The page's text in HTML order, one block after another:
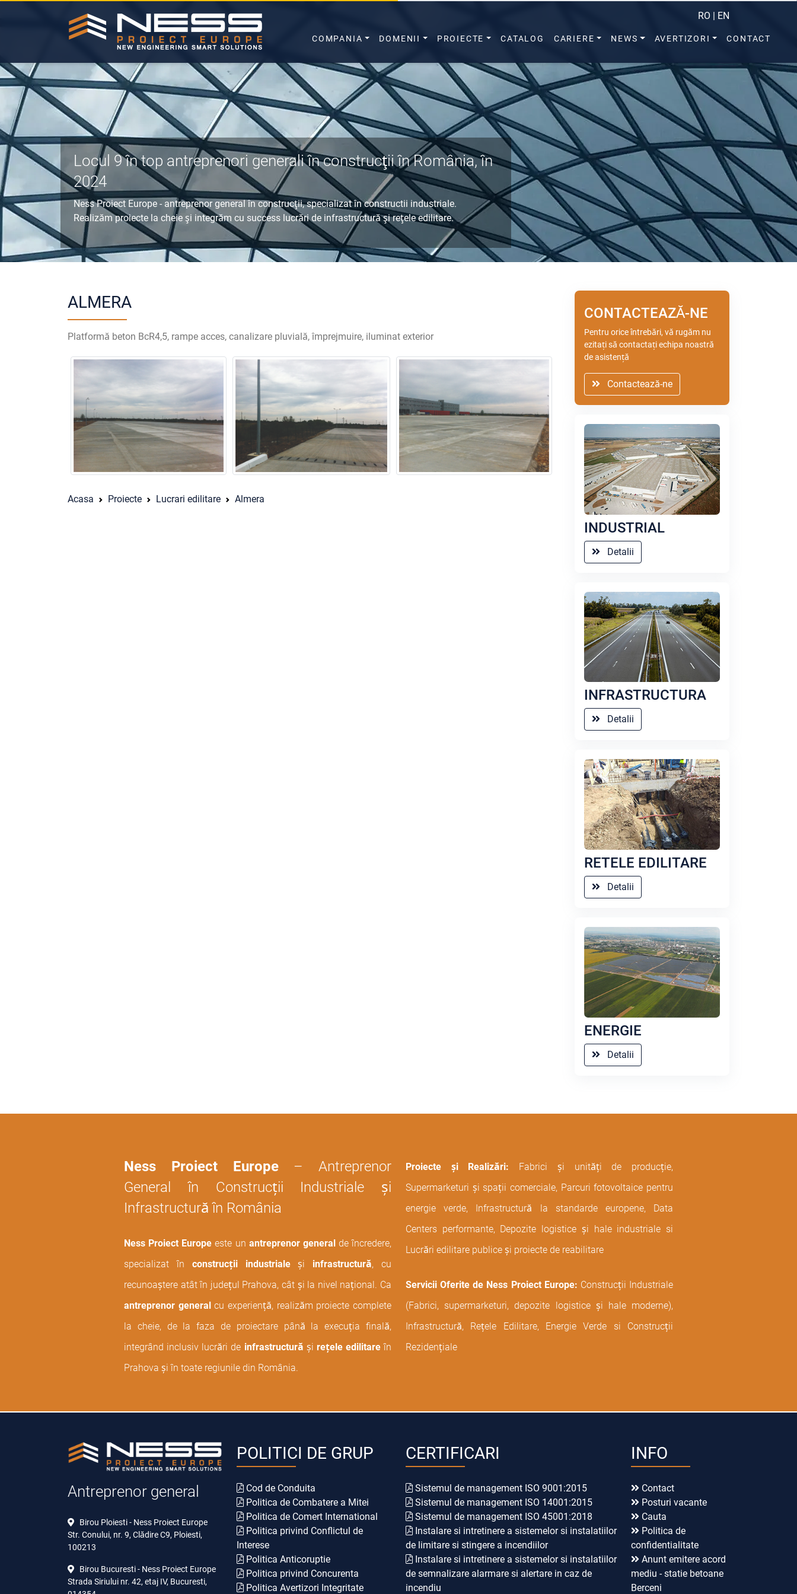
RO | EN
COMPANIA DOMENII PROIECTE CATALOG CARIERE NEWS AVERTIZORI CONTACT
Locul 9 în top antreprenori generali în construcţii în România, în
2024
Ness Proiect Europe - antreprenor general în construcţii, specializat înconstructii industriale.
Realizămproiecte la cheie şi integrăm cu success lucrări de infrastructurăşireţele edilitare.
ALMERA
Platformă beton BcR4,5, rampe acces, canalizare pluvială, împrejmuire, iluminat exterior
Acasa Proiecte Lucrari edilitare Almera
CONTACTEAZĂ-NE
Pentru orice întrebări, vă rugăm nu
ezitați să contactați echipa noastră
de asistență
Contactează-ne
INDUSTRIAL
Detalii
INFRASTRUCTURA
Detalii
RETELE EDILITARE
Detalii
ENERGIE
Detalii
Ness Proiect Europe– Antreprenor
General în Construcții Industriale și
Infrastructură în România
Ness Proiect Europe este un antreprenor generalde încredere,
specializat în construcții industrialeși infrastructură, cu
recunoaștere atât în județul Prahova, cât și la nivel național. Ca
antreprenor generalcu experiență, realizăm proiecte complete
la cheie, de la faza de proiectare până la execuția finală,
integrând inclusiv lucrări de infrastructură și rețele edilitareîn
Prahova și în toate regiunile din România.
Proiecte și Realizări: Fabrici și unități de producție,
Supermarketuri și spații comerciale, Parcuri fotovoltaice pentru
energie verde, Infrastructură la standarde europene, Data
Centers performante, Depozite logistice și hale industriale si
Lucrări edilitare publice și proiecte de reabilitare
Servicii Oferite de Ness Proiect Europe: Construcții Industriale
(Fabrici, supermarketuri, depozite logistice și hale moderne),
Infrastructură, Rețele Edilitare, Energie Verde si Construcții
Rezidențiale
Antreprenor general
Birou Ploiesti - Ness Proiect Europe
Str. Conului, nr. 9, Clădire C9, Ploiesti,
100213
Birou Bucuresti - Ness Proiect Europe
Strada Siriului nr. 42, etaj IV, Bucuresti,
POLITICI DE GRUP
Cod de Conduita
Politica de Combatere a Mitei
Politica de Comert International
Politica privind Conflictul de
Interese
Politica Anticoruptie
Politica privind Concurenta
Politica Avertizori Integritate
CERTIFICARI
Sistemul de management ISO 9001:2015
Sistemul de management ISO 14001:2015
Sistemul de management ISO 45001:2018
Instalare si intretinere a sistemelor si instalatiilor
de limitare si stingere a incendiilor
Instalare si intretinere a sistemelor si instalatiilor
de semnalizare alarmare si alertare in caz de
incendiu
INFO
Contact
Posturi vacante
Cauta
Politica de
confidentialitate
Anunt emitere acord
mediu - statie betoane
Berceni